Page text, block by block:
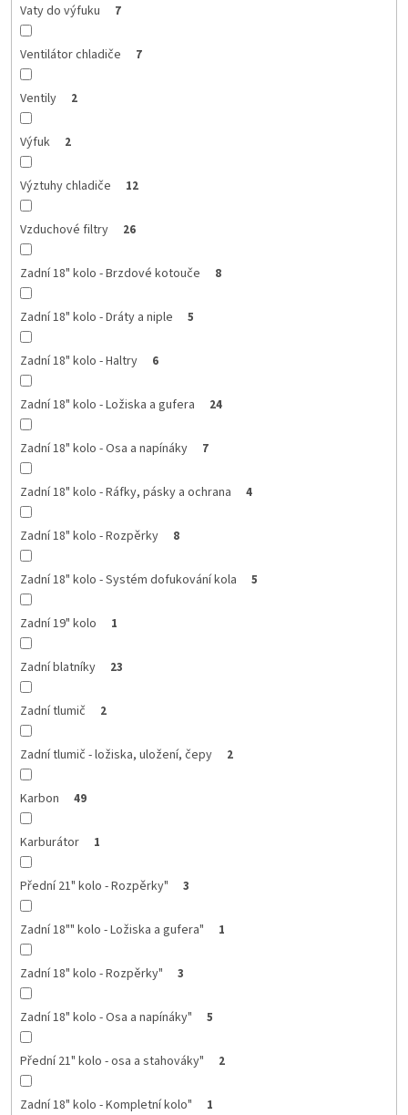
Vaty do výfuku 7
Ventilátor chladiče 7
Ventily 2
Výfuk 2
Výztuhy chladiče 12
Vzduchové filtry 26
Zadní 18" kolo - Brzdové kotouče 8
Zadní 18" kolo - Dráty a niple 5
Zadní 18" kolo - Haltry 6
Zadní 18" kolo - Ložiska a gufera 24
Zadní 18" kolo - Osa a napínáky 7
Zadní 18" kolo - Ráfky, pásky a ochrana 4
Zadní 18" kolo - Rozpěrky 8
Zadní 18" kolo - Systém dofukování kola 5
Zadní 19" kolo 1
Zadní blatníky 23
Zadní tlumič 2
Zadní tlumič - ložiska, uložení, čepy 2
Karbon 49
Karburátor 1
Přední 21" kolo - Rozpěrky" 3
Zadní 18"" kolo - Ložiska a gufera" 1
Zadní 18" kolo - Rozpěrky" 3
Zadní 18" kolo - Osa a napínáky" 5
Přední 21" kolo - osa a stahováky" 2
Zadní 18" kolo - Kompletní kolo" 1